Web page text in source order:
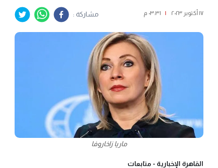
١٧ أكتوبر ٢٠٢٣ | ٠٣:٣١ م مشاركة :
ماريا زاخاروفا
القاهرة الإخبارية - متابعات